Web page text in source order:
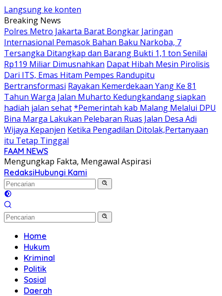
Langsung ke konten
Breaking News
Polres Metro Jakarta Barat Bongkar Jaringan
Internasional Pemasok Bahan Baku Narkoba, 7
Tersangka Ditangkap dan Barang Bukti 1,1 ton Senilai
Rp119 Miliar Dimusnahkan Dapat Hibah Mesin Pirolisis
Dari ITS, Emas Hitam Pempes Randupitu
Bertransformasi Rayakan Kemerdekaan Yang Ke 81
Tahun Warga Jalan Muharto Kedungkandang siapkan
hadiah jalan sehat*Pemerintah kab Malang Melalui DPU
Bina Marga Lakukan Pelebaran Ruas Jalan Desa Adi
Wijaya Kepanjen Ketika Pengadilan Ditolak,Pertanyaan
itu Tetap Tinggal
FAAM NEWS
Mengungkap Fakta, Mengawal Aspirasi
RedaksiHubungi Kami
Home
Hukum
Kriminal
Politik
Sosial
Daerah